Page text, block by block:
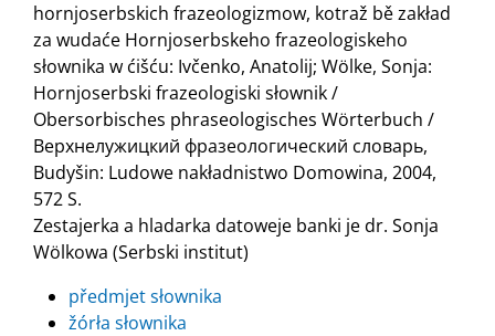
hornjoserbskich frazeologizmow, kotraž bě zakład
za wudaće Hornjoserbskeho frazeologiskeho
słownika w ćišću: Ivčenko, Anatolij; Wölke, Sonja:
Hornjoserbski frazeologiski słownik /
Obersorbisches phraseologisches Wörterbuch /
Верхнелужицкий фразеологический словарь,
Budyšin: Ludowe nakładnistwo Domowina, 2004,
572 S.
Zestajerka a hladarka datoweje banki je dr. Sonja
Wölkowa (Serbski institut)
předmjet słownika
žórła słownika